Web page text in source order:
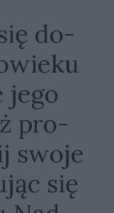
do­
jego
pro­
swo­je
się